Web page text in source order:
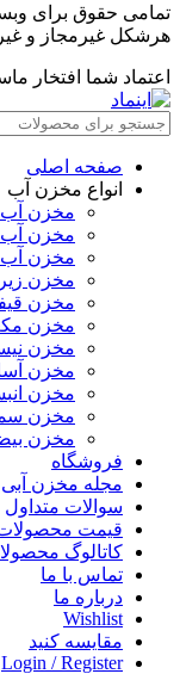
تمامی حقوق برای
هرشکل غیرمجاز و
اعتماد شما افتخار
صفحه اصلی
انواع مخزن آب
مخزن آب
مخزن آب
مخزن
مخزن زیر
مخزن
مخزن
مخزن
مخزن
مخزن
مخزن
مخزن
فروشگاه
مجله مخزن آبی
سوالات متداول
قیمت
کاتالوگ
تماس با ما
درباره ما
Wishlist
مقایسه کنید
Login / Register